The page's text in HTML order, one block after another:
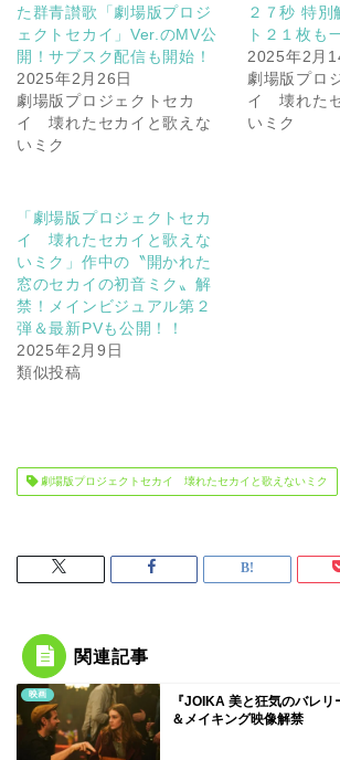
た群青讃歌「劇場版プロジ
ェクトセカイ」Ver.のMV公
開！サブスク配信も開始！
2025年2月26日
劇場版プロジェクトセカ
イ 壊れたセカイと歌えな
いミク
２７秒 特別
ト２１枚も
2025年2月
劇場版プロ
イ 壊れた
いミク
「劇場版プロジェクトセカ
イ 壊れたセカイと歌えな
いミク」作中の〝開かれた
窓のセカイの初音ミク〟解
禁！メインビジュアル第２
弾＆最新PVも公開！！
2025年2月9日
類似投稿
劇場版プロジェクトセカイ 壊れたセカイと歌えないミク
関連記事
映画
『JOIKA 美と狂気のバレ
＆メイキング映像解禁